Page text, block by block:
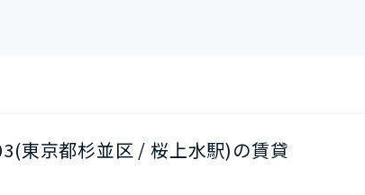
東京都杉並区 / 桜上水駅)の賃貸